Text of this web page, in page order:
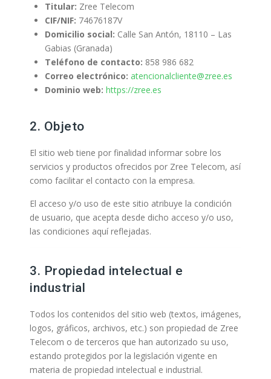
Titular: Zree Telecom
CIF/NIF: 74676187V
Domicilio social: Calle San Antón, 18110 – Las
Gabias (Granada)
Teléfono de contacto: 858 986 682
Correo electrónico: atencionalcliente@zree.es
Dominio web: https://zree.es
2. Objeto
El sitio web tiene por finalidad informar sobre los
servicios y productos ofrecidos por Zree Telecom, así
como facilitar el contacto con la empresa.
El acceso y/o uso de este sitio atribuye la condición
de usuario, que acepta desde dicho acceso y/o uso,
las condiciones aquí reflejadas.
3. Propiedad intelectual e
industrial
Todos los contenidos del sitio web (textos, imágenes,
logos, gráficos, archivos, etc.) son propiedad de Zree
Telecom o de terceros que han autorizado su uso,
estando protegidos por la legislación vigente en
materia de propiedad intelectual e industrial.